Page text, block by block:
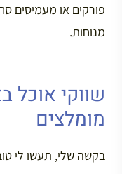
פורקים או מעמיסים
מנוחות.
שווקי אוכל
מומלצים
בקשה שלי, תעשו לי